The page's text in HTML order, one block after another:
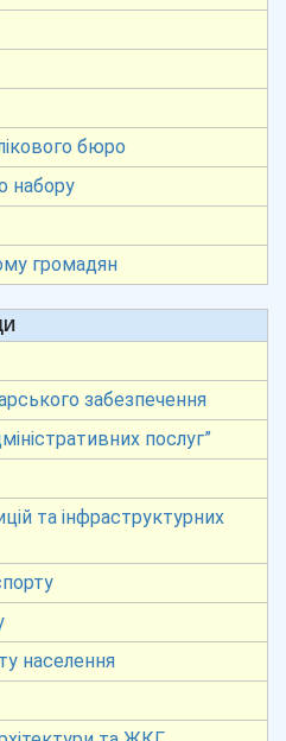
бюро
набору
громадян
забезпечення
послуг”
та інфраструктурних
населення